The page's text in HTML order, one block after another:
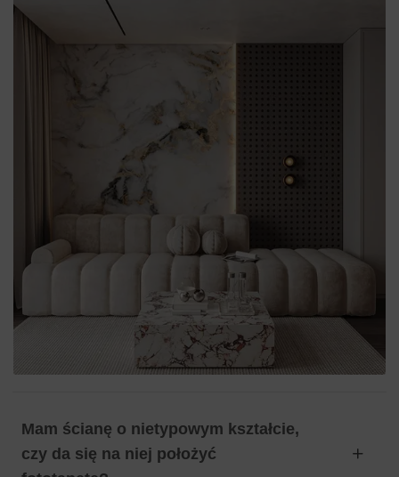
Mam ścianę o nietypowym kształcie,
czy da się na niej położyć